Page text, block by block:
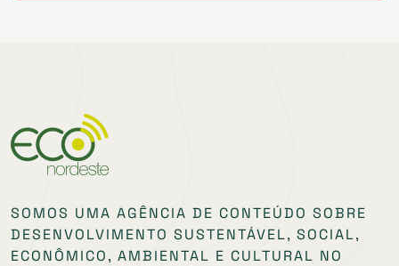
SOMOS UMA AGÊNCIA DE CONTEÚDO SOBRE
DESENVOLVIMENTO SUSTENTÁVEL, SOCIAL,
ECONÔMICO, AMBIENTAL E CULTURAL NO